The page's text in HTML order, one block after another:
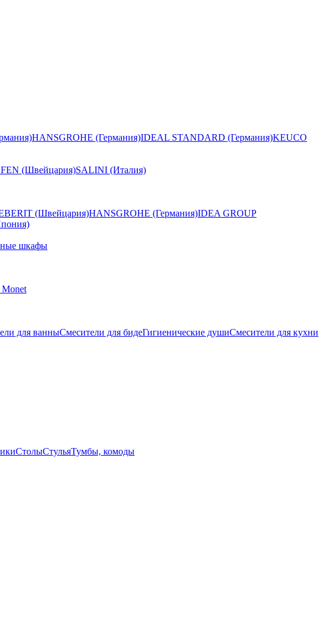
HANSGROHE (Германия)IDEAL STANDARD (Германия)KEUCO
(Швейцария)SALINI (Италия)
(Швейцария)HANSGROHE (Германия)IDEA GROUP
шкафы
для ванныСмесители для бидеГигиенические душиСмесители для кухни
СтолыСтульяТумбы, комоды